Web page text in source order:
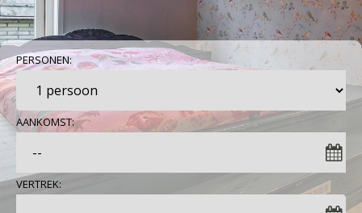
PERSONEN:
AANKOMST:
VERTREK: